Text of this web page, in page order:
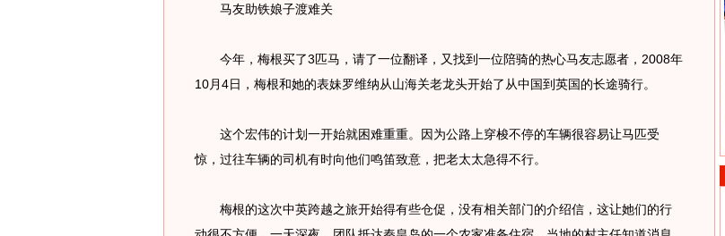
马友助铁娘子渡难关
今年，梅根买了3匹马，请了一位翻译，又找到一位陪骑的热心马友志愿者，2008年
10月4日，梅根和她的表妹罗维纳从山海关老龙头开始了从中国到英国的长途骑行。
这个宏伟的计划一开始就困难重重。因为公路上穿梭不停的车辆很容易让马匹受
惊，过往车辆的司机有时向他们鸣笛致意，把老太太急得不行。
梅根的这次中英跨越之旅开始得有些仓促，没有相关部门的介绍信，这让她们的行